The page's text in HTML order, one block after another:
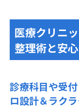
医療クリニ
整理術と安
診療科目や受
ロ設計＆ラク